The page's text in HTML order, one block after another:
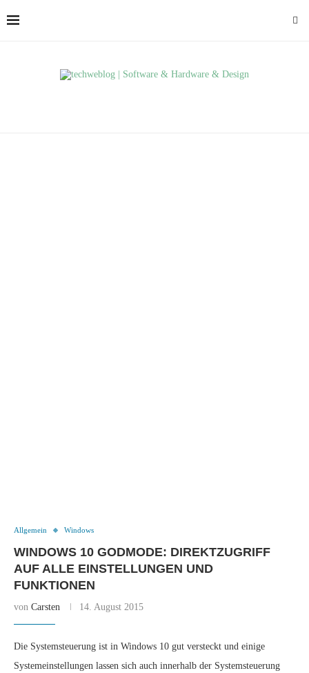
Allgemein Windows
WINDOWS 10 GODMODE: DIREKTZUGRIFF
AUF ALLE EINSTELLUNGEN UND
FUNKTIONEN
von Carsten 14. August 2015
Die Systemsteuerung ist in Windows 10 gut versteckt und einige
Systemeinstellungen lassen sich auch innerhalb der Systemsteuerung